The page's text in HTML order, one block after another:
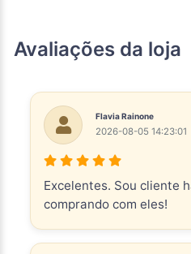
Avaliações da loja
Flavia Rainone
2026-08-05 14:23:01
Excelentes. Sou cliente
comprando com eles!